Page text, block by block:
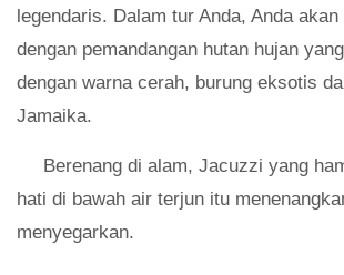
legendaris. Dalam tur Anda, Anda
dengan pemandangan hutan hujan
dengan warna cerah, burung eksotis
Jamaika.
Berenang di alam, Jacuzzi yang
hati di bawah air terjun itu
menyegarkan.